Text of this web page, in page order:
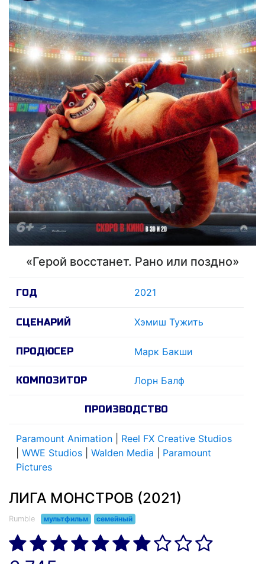
«Герой восстанет. Рано или поздно»
ГОД 2021
СЦЕНАРИЙ Хэмиш Тужить
ПРОДЮСЕР Марк Бакши
КОМПОЗИТОР Лорн Балф
ПРОИЗВОДСТВО
Paramount Animation
Reel FX Creative Studios
WWE Studios Walden Media
Paramount
Pictures
ЛИГА МОНСТРОВ (2021)
Rumble мультфильм семейный